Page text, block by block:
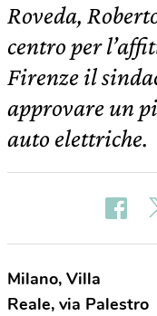
Roveda,
centro per
Firenze il
approvare un
auto elettriche.
Milano, Villa
Reale, via Palestro